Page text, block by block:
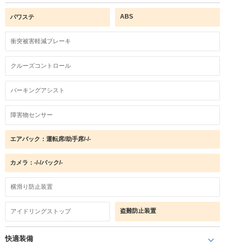
パワステ ABS
衝突被害軽減ブレーキ
クルーズコントロール
パーキングアシスト
障害物センサー
エアバック：運転席/助手席/-/-
カメラ：-/-/バック/-
横滑り防止装置
アイドリングストップ 盗難防止装置
快適装備